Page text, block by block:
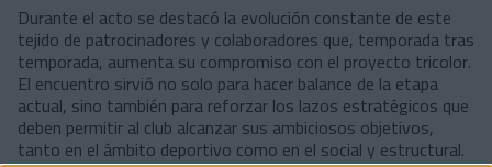
Durante el acto se destacó la evolución constante de este
tejido de patrocinadores y colaboradores que, temporada tras
temporada, aumenta su compromiso con el proyecto tricolor.
El encuentro sirvió no solo para hacer balance de la etapa
actual, sino también para reforzar los lazos estratégicos que
deben permitir al club alcanzar sus ambiciosos objetivos,
tanto en el ámbito deportivo como en el social y estructural.